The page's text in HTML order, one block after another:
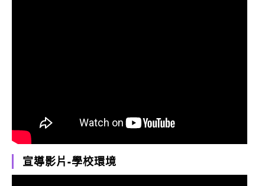
宣導影片-學校環境